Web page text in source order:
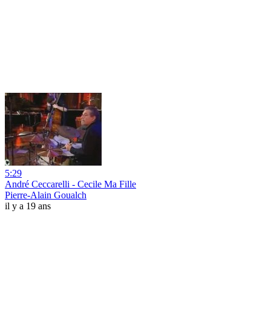
5:29
André Ceccarelli - Cecile Ma Fille
Pierre-Alain Goualch
il y a 19 ans